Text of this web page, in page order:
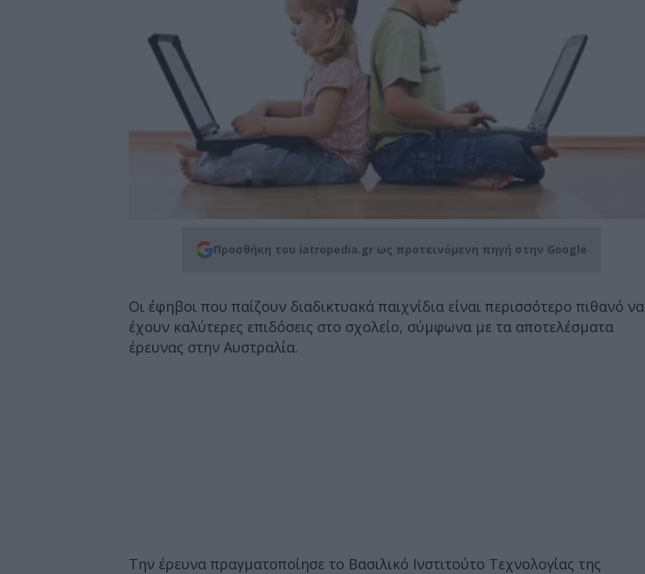
Προσθήκη του iatropedia.gr ως προτεινόμενη πηγή στην Google
Οι έφηβοι που παίζουν διαδικτυακά παιχνίδια είναι περισσότερο πιθανό να
έχουν καλύτερες επιδόσεις στο σχολείο, σύμφωνα με τα αποτελέσματα
έρευνας στην Αυστραλία.
Την έρευνα πραγματοποίησε το Βασιλικό Ινστιτούτο Τεχνολογίας της